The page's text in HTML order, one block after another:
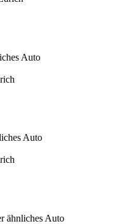
Auto
Auto
ähnliches Auto